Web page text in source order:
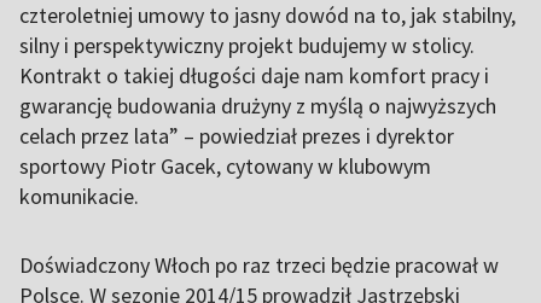
czteroletniej umowy to jasny dowód na to, jak stabilny,
silny i perspektywiczny projekt budujemy w stolicy.
Kontrakt o takiej długości daje nam komfort pracy i
gwarancję budowania drużyny z myślą o najwyższych
celach przez lata” – powiedział prezes i dyrektor
sportowy Piotr Gacek, cytowany w klubowym
komunikacie.
Doświadczony Włoch po raz trzeci będzie pracował w
Polsce. W sezonie 2014/15 prowadził Jastrzębski